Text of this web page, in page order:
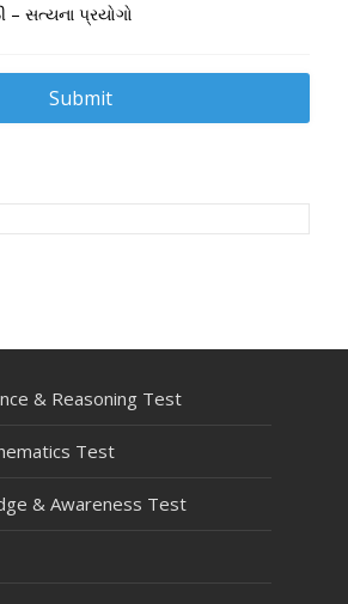
– સત્યના પ્રયોગો
& Reasoning Test
Test
& Awareness Test